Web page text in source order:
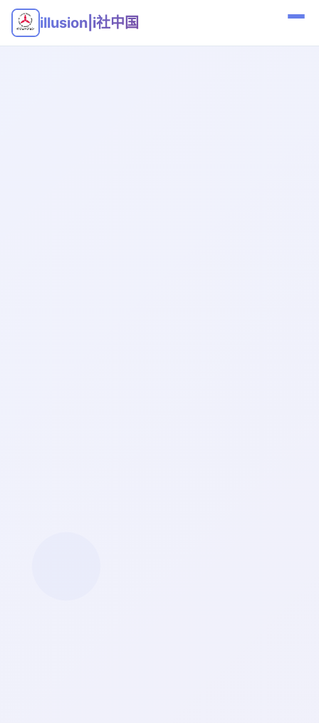
illusion|i社中国